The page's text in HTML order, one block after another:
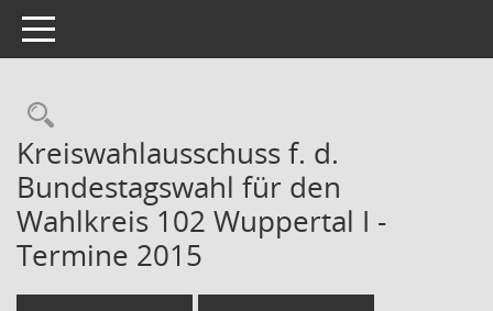
Toggle navigation
Rechercheauswahl
Kreiswahlausschuss f. d.
Bundestagswahl für den
Wahlkreis 102 Wuppertal I -
Termine 2015